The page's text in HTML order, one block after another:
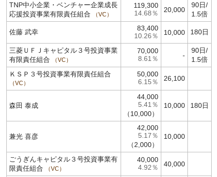
TNP中小企業・ベンチャー企業成長
応援投資事業有限責任組合
VC
119,300
14.68％ 20,000
90日/
1.5倍
佐藤 武幸 83,400
10.26％ 10,000 180日
三菱ＵＦＪキャピタル３号投資事業
有限責任組合
VC
70,000
8.61％ -
90日/
1.5倍
ＫＳＰ３号投資事業有限責任組合
VC
50,000
6.15％ 26,100
森田 泰成
44,000
5.41％
（10,000）
10,000 180日
兼光 喜彦
42,000
5.17％
（2,000）
10,000
ごうぎんキャピタル３号投資事業有
限責任組合
VC
40,000
4.92％ 40,000